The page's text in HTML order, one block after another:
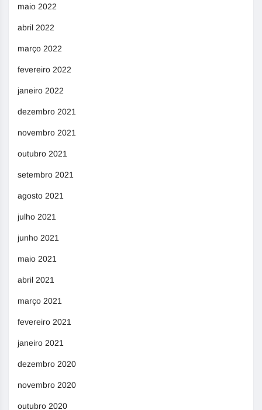
maio 2022
abril 2022
março 2022
fevereiro 2022
janeiro 2022
dezembro 2021
novembro 2021
outubro 2021
setembro 2021
agosto 2021
julho 2021
junho 2021
maio 2021
abril 2021
março 2021
fevereiro 2021
janeiro 2021
dezembro 2020
novembro 2020
outubro 2020